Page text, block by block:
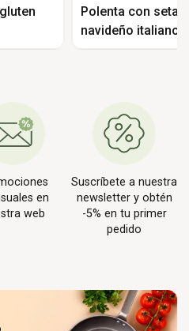
Polenta con setas
navideño italiano
en
web
Suscríbete a nuestra
newsletter y obtén
-5% en tu primer
pedido